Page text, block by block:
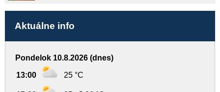
Aktuálne info
Pondelok 10.8.2026 (dnes)
13:00 25 °C